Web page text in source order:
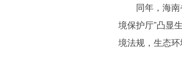
同年，海南省
境保护厅”凸显
境法规，生态环